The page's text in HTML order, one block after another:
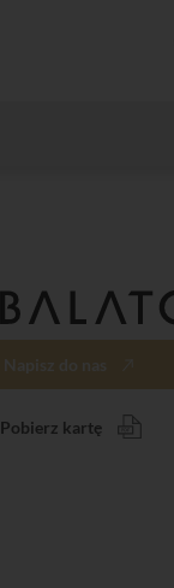
Pobierz kartę